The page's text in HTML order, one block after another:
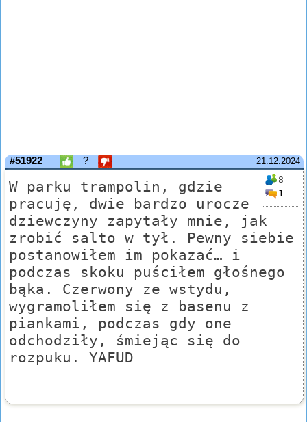
21.12.2024
#51922 ?
8
1
W parku trampolin, gdzie
pracuję, dwie bardzo urocze
dziewczyny zapytały mnie, jak
zrobić salto w tył. Pewny siebie
postanowiłem im pokazać… i
podczas skoku puściłem głośnego
bąka. Czerwony ze wstydu,
wygramoliłem się z basenu z
piankami, podczas gdy one
odchodziły, śmiejąc się do
rozpuku. YAFUD